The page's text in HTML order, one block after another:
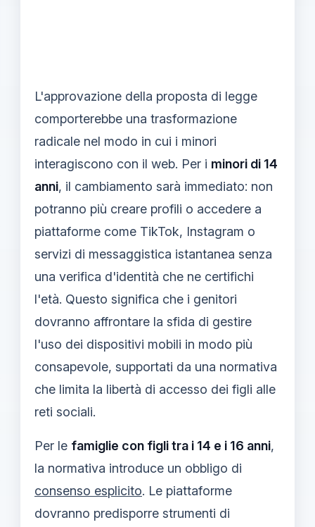
L'approvazione della proposta di legge
comporterebbe una trasformazione
radicale nel modo in cui i minori
interagiscono con il web. Per i minori di 14
anni, il cambiamento sarà immediato: non
potranno più creare profili o accedere a
piattaforme come TikTok, Instagram o
servizi di messaggistica istantanea senza
una verifica d'identità che ne certifichi
l'età. Questo significa che i genitori
dovranno affrontare la sfida di gestire
l'uso dei dispositivi mobili in modo più
consapevole, supportati da una normativa
che limita la libertà di accesso dei figli alle
reti sociali.
Per le famiglie con figli tra i 14 e i 16 anni,
la normativa introduce un obbligo di
consenso esplicito. Le piattaforme
dovranno predisporre strumenti di